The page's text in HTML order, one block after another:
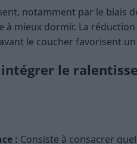
notamment par le biais
mieux dormir. La
le coucher favorisent
le
: Consiste à consacrer